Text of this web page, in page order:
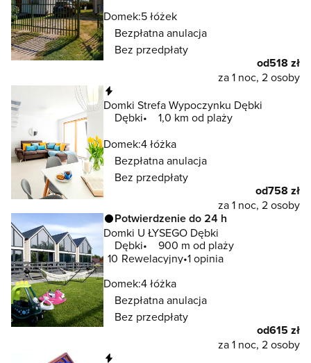
Domek:5 łóżek
Bezpłatna anulacja
Bez przedpłaty
od518 zł
za 1 noc, 2 osoby
Domki Strefa Wypoczynku Dębki
Dębki
1,0 km od plaży
Domek:4 łóżka
Bezpłatna anulacja
Bez przedpłaty
od758 zł
za 1 noc, 2 osoby
Potwierdzenie do 24 h
Domki U ŁYSEGO Dębki
Dębki
900 m od plaży
10 Rewelacyjny 1 opinia
Domek:4 łóżka
Bezpłatna anulacja
Bez przedpłaty
od615 zł
za 1 noc, 2 osoby